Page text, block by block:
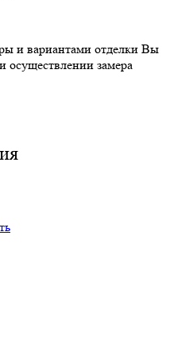
и вариантами отделки Вы
осуществлении замера